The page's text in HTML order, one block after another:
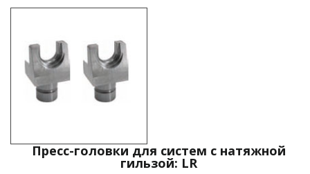
Пресс-головки для систем с натяжной
гильзой: LR